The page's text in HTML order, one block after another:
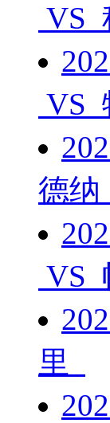
VS
VS
德纳
VS
里